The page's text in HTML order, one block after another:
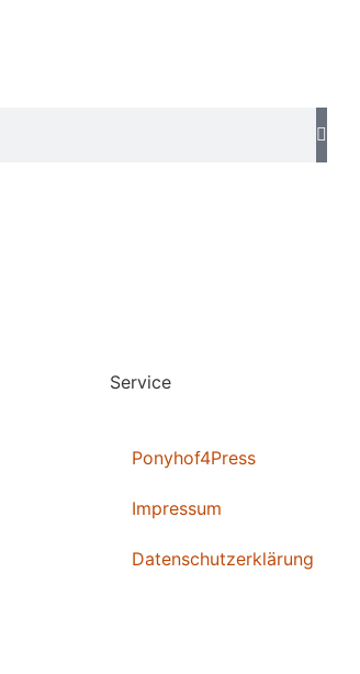
Service
Ponyhof4Press
Impressum
Datenschutzerklärung